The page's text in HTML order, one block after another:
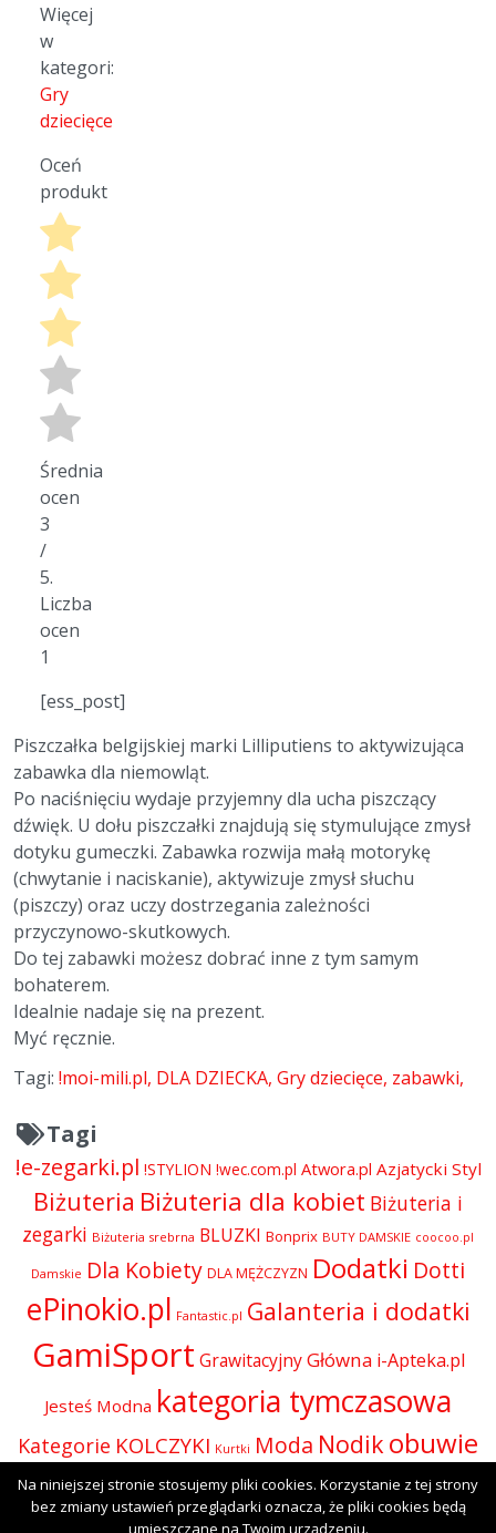
Więcej
w
kategori:
Gry
dziecięce
Oceń
produkt
Średnia
ocen
3
/
5.
Liczba
ocen
1
[ess_post]
Piszczałka belgijskiej marki Lilliputiens to aktywizująca
zabawka dla niemowląt.
Po naciśnięciu wydaje przyjemny dla ucha piszczący
dźwięk. U dołu piszczałki znajdują się stymulujące zmysł
dotyku gumeczki. Zabawka rozwija małą motorykę
(chwytanie i naciskanie), aktywizuje zmysł słuchu
(piszczy) oraz uczy dostrzegania zależności
przyczynowo-skutkowych.
Do tej zabawki możesz dobrać inne z tym samym
bohaterem.
Idealnie nadaje się na prezent.
Myć ręcznie.
Tagi: !moi-mili.pl DLA DZIECKA Gry dziecięce zabawki
Tagi
!e-zegarki.pl !STYLION !wec.com.pl Atwora.pl Azjatycki Styl
Biżuteria Biżuteria dla kobiet Biżuteria i
zegarki Biżuteria srebrna BLUZKI Bonprix BUTY DAMSKIE coocoo.pl
Damskie Dla Kobiety DLA MĘŻCZYZN Dodatki Dotti
ePinokio.pl Fantastic.pl Galanteria i dodatki
GamiSport Grawitacyjny Główna i-Apteka.pl
Jesteś Modna kategoria tymczasowa
Kategorie KOLCZYKI Kurtki Moda Nodik obuwie
Odzież Okulary Olive.pl Perfumy Perfumy i kosmetyki
rodium Skórzana.com Sport-Shop.pl SUKIENKI
Na niniejszej stronie stosujemy pliki cookies. Korzystanie z tej strony
bez zmiany ustawień przeglądarki oznacza, że pliki cookies będą
umieszczane na Twoim urządzeniu.